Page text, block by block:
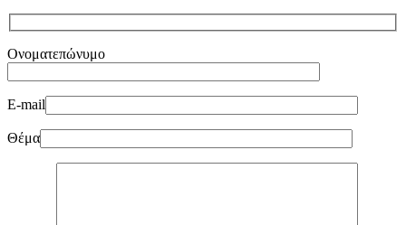
Ονοματεπώνυμο
E-mail
Θέμα